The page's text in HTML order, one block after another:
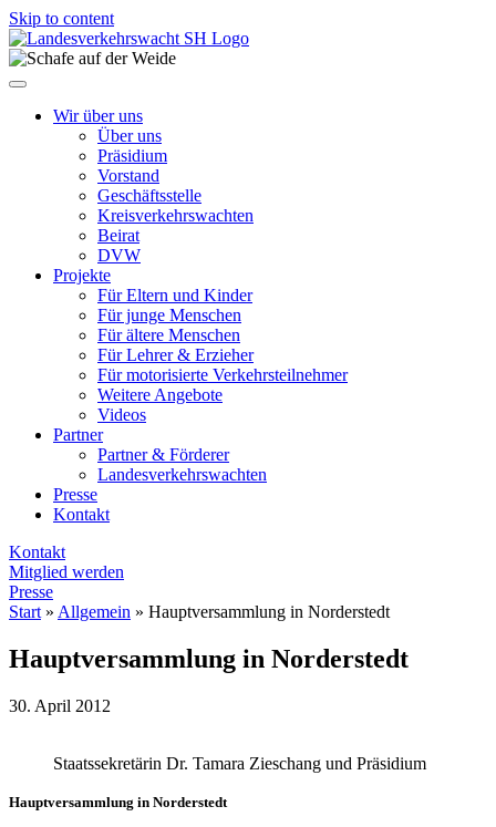
Skip to content
Wir über uns
Über uns
Präsidium
Vorstand
Geschäftsstelle
Kreisverkehrswachten
Beirat
DVW
Projekte
Für Eltern und Kinder
Für junge Menschen
Für ältere Menschen
Für Lehrer & Erzieher
Für motorisierte Verkehrsteilnehmer
Weitere Angebote
Videos
Partner
Partner & Förderer
Landesverkehrswachten
Presse
Kontakt
Kontakt
Mitglied werden
Presse
Start » Allgemein » Hauptversammlung in Norderstedt
Hauptversammlung in Norderstedt
30. April 2012
Staatssekretärin Dr. Tamara Zieschang und Präsidium
Hauptversammlung in Norderstedt